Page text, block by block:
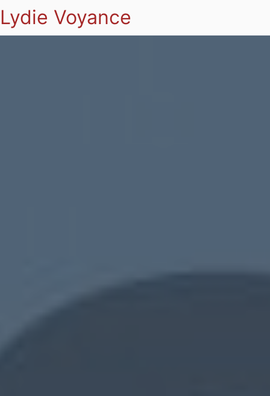
Lydie Voyance